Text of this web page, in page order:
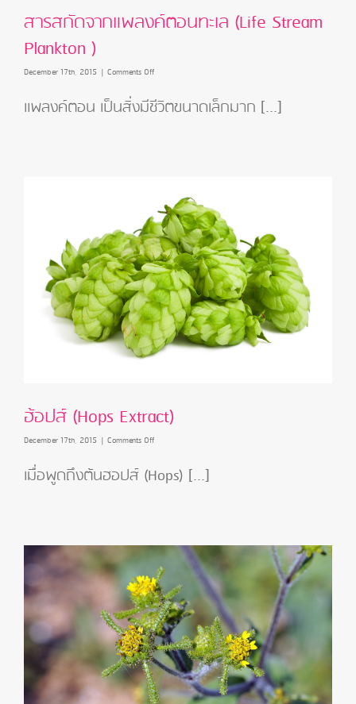
สารสกัดจากแพลงค์ตอนทะเล (Life Stream
Plankton )
December 17th, 2015 | Comments Offon
สกัด
จาก
Stream
Plankton
)
แพลงค์ตอน เป็นสิ่งมีชีวิตขนาดเล็กมาก [...]
ฮ้อปส์ (Hops Extract)
December 17th, 2015 | Comments Offon
ปส์
(Hops
เมื่อพูดถึงต้นฮอปส์ (Hops) [...]